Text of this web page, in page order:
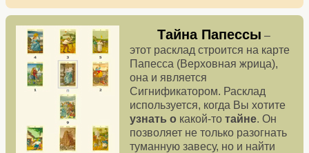
Тайна Папессы –
этот расклад строится на карте
Папесса (Верховная жрица),
она и является
Сигнификатором. Расклад
используется, когда Вы хотите
узнать о какой-то тайне. Он
позволяет не только разогнать
туманную завесу, но и найти